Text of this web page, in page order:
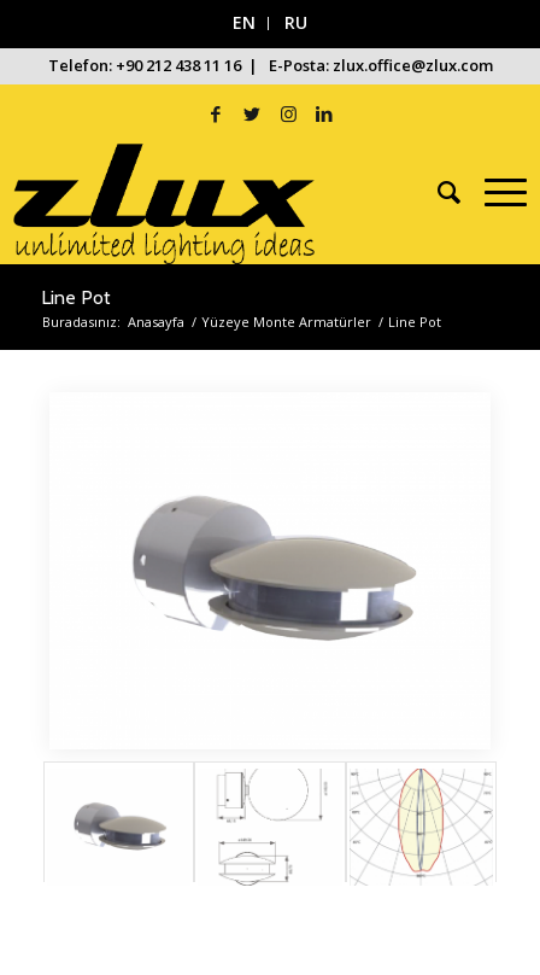
EN RU
Telefon: +90 212 438 11 16 | E-Posta: zlux.office@zlux.com
Line Pot
Buradasınız: Anasayfa / Yüzeye Monte Armatürler / Line Pot